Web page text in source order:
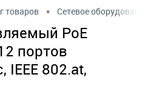
товаров • Сетевое
PoE
портов
802.at,